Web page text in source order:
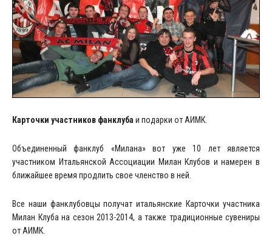
Карточки участников фанклуба и подарки от АИМК.
Объединенный фанклуб «Милана» вот уже 10 лет является
участником Итальянской Ассоциации Милан Клубов и намерен в
ближайшее время продлить свое членство в ней.
Все наши фанклубовцы получат итальянские Карточки участника
Милан Клуба на сезон 2013-2014, а также традиционные сувениры
от АИМК.